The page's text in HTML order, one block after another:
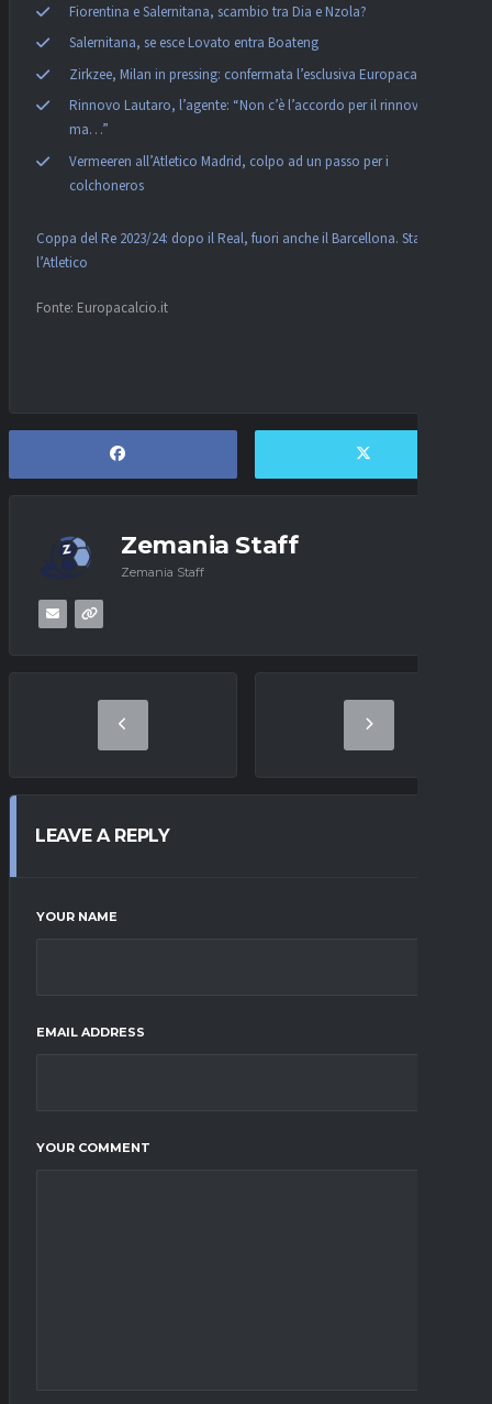
Fiorentina e Salernitana, scambio tra Dia e Nzola?
Salernitana, se esce Lovato entra Boateng
Zirkzee, Milan in pressing: confermata l’esclusiva Europacalcio!
Rinnovo Lautaro, l’agente: “Non c’è l’accordo per il rinnovo,
ma…”
Vermeeren all’Atletico Madrid, colpo ad un passo per i
colchoneros
Coppa del Re 2023/24: dopo il Real, fuori anche il Barcellona. Stasera
l’Atletico
Fonte: Europacalcio.it
Zemania Staff
Zemania Staff
LEAVE A REPLY
YOUR NAME
EMAIL ADDRESS
YOUR COMMENT